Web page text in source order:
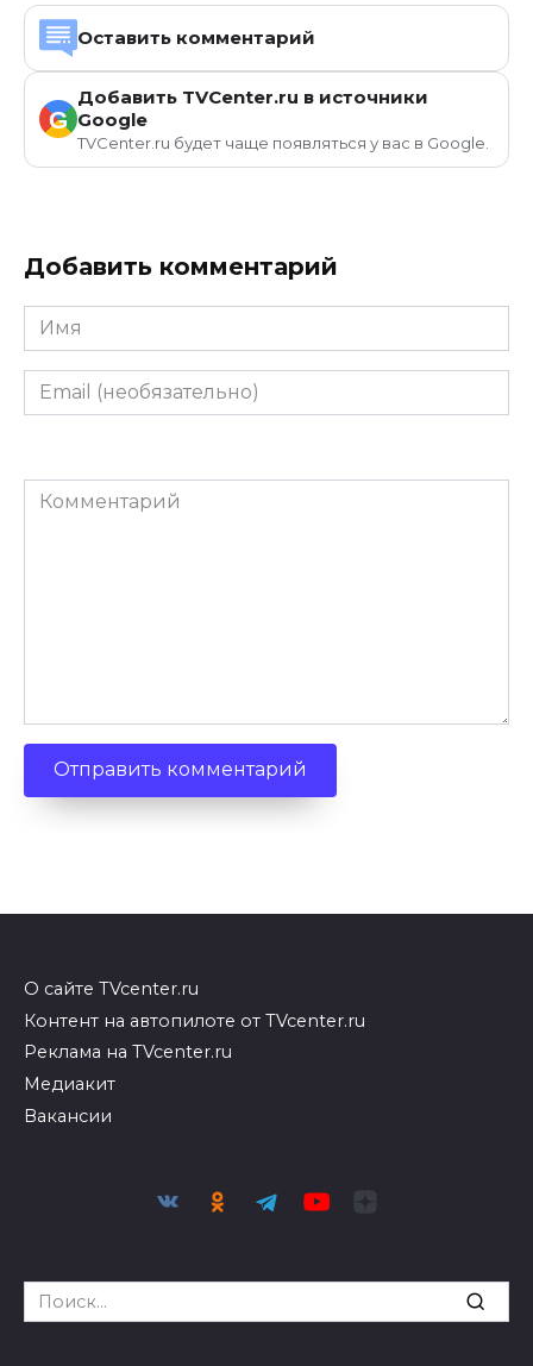
Оставить комментарий
G
Добавить TVCenter.ru в источники
Google
TVCenter.ru будет чаще появляться у вас в Google.
Добавить комментарий
Имя
Email
(необязательно)
Комментарий
О сайте TVcenter.ru
Контент на автопилоте от TVcenter.ru
Реклама на TVcenter.ru
Медиакит
Вакансии
Search
for: